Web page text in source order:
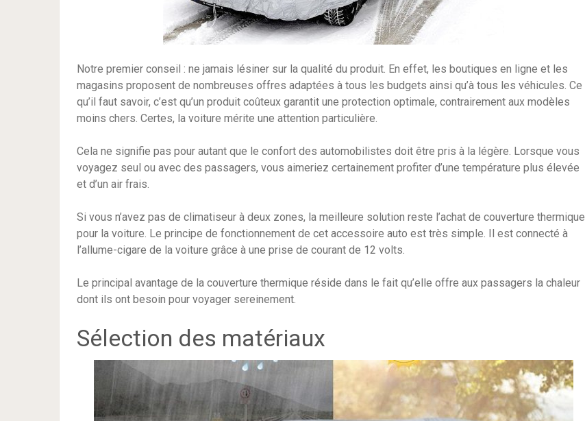
Notre premier conseil : ne jamais lésiner sur la qualité du produit. En effet, les boutiques en ligne et les
magasins proposent de nombreuses offres adaptées à tous les budgets ainsi qu’à tous les véhicules. Ce
qu’il faut savoir, c’est qu’un produit coûteux garantit une protection optimale, contrairement aux modèles
moins chers. Certes, la voiture mérite une attention particulière.
Cela ne signifie pas pour autant que le confort des automobilistes doit être pris à la légère. Lorsque vous
voyagez seul ou avec des passagers, vous aimeriez certainement profiter d’une température plus élevée
et d’un air frais.
Si vous n’avez pas de climatiseur à deux zones, la meilleure solution reste l’achat de couverture thermique
pour la voiture. Le principe de fonctionnement de cet accessoire auto est très simple. Il est connecté à
l’allume-cigare de la voiture grâce à une prise de courant de 12 volts.
Le principal avantage de la couverture thermique réside dans le fait qu’elle offre aux passagers la chaleur
dont ils ont besoin pour voyager sereinement.
Sélection des matériaux